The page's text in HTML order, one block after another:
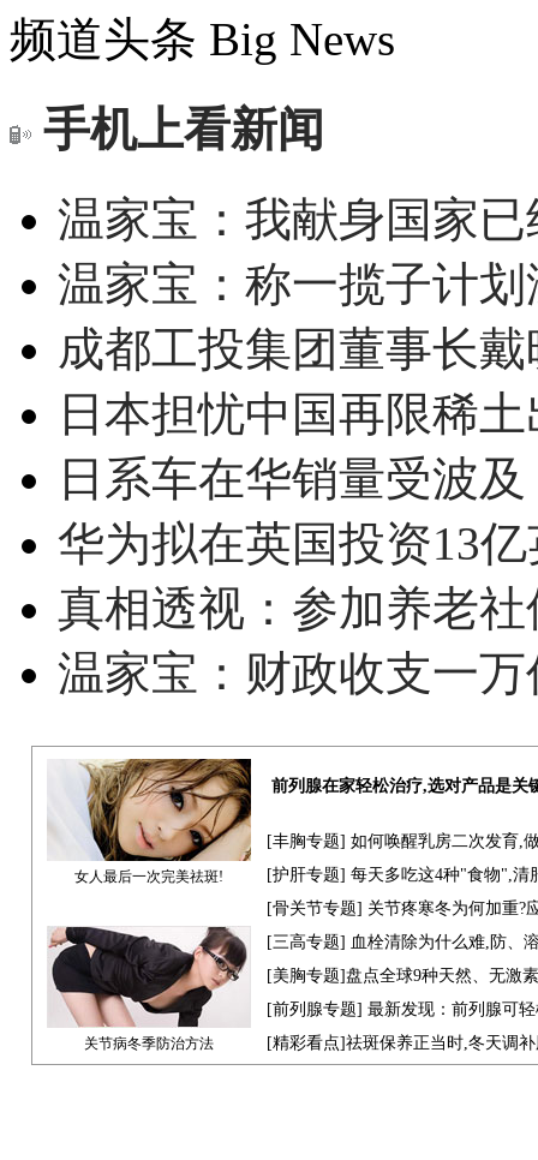
频道头条 Big News
手机上看新闻
温家宝：我献身国家
温家宝：称一揽子计
成都工投集团董事长
日本担忧中国再限稀
日系车在华销量受波
华为拟在英国投资13
真相透视：参加养老
温家宝：财政收支一
女人最后一次完美祛斑!
前列腺在家轻松治疗,选对产品是关
[丰胸专题] 如何唤醒乳房二次发育,
[护肝专题] 每天多吃这4种"食物",清
[骨关节专题] 关节疼寒冬为何加重?
关节病冬季防治方法
[三高专题] 血栓清除为什么难,防、
[美胸专题]盘点全球9种天然、无激
[前列腺专题] 最新发现：前列腺可
[精彩看点]祛斑保养正当时,冬天调